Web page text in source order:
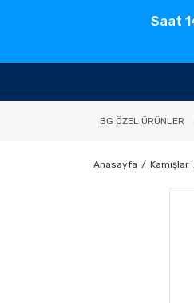
Saat
BG ÖZEL ÜRÜNLER
Anasayfa Kamışlar